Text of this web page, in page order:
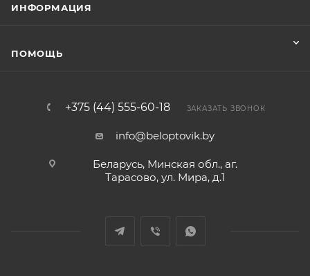
ИНФОРМАЦИЯ
ПОМОЩЬ
+375 (44) 555-60-18 ЗАКАЗАТЬ ЗВОНОК
info@beloptovik.by
Беларусь, Минская обл., аг.
Тарасово, ул. Мира, д.1